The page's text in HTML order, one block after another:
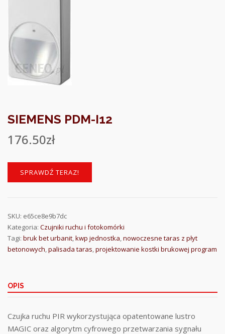
SIEMENS PDM-I12
176.50zł
SPRAWDŹ TERAZ!
SKU: e65ce8e9b7dc
Kategoria: Czujniki ruchu i fotokomórki
Tagi: bruk bet urbanit,kwp jednostka,nowoczesne taras z płyt
betonowych,palisada taras,projektowanie kostki brukowej program
OPIS
Czujka ruchu PIR wykorzystująca opatentowane lustro
MAGIC oraz algorytm cyfrowego przetwarzania sygnału